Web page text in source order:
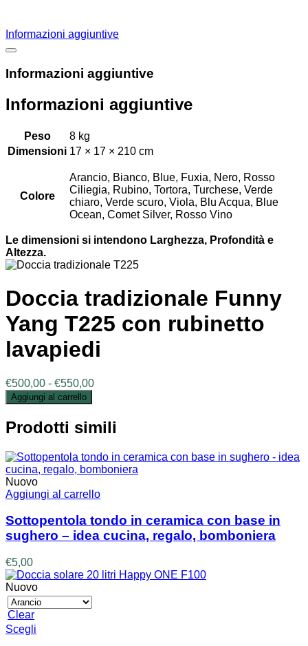
Informazioni aggiuntive
Informazioni aggiuntive
Informazioni aggiuntive
Peso
8 kg
Dimensioni 17 × 17 × 210 cm
Colore
Arancio, Bianco, Blue, Fuxia, Nero, Rosso
Ciliegia, Rubino, Tortora, Turchese, Verde
chiaro, Verde scuro, Viola, Blu Acqua, Blue
Ocean, Comet Silver, Rosso Vino
Le dimensioni si intendono Larghezza, Profondità e
Altezza.
Doccia tradizionale Funny
Yang T225 con rubinetto
lavapiedi
€500,00 - €550,00Fascia
da
€500,00
€550,00
Aggiungi al carrello
Prodotti simili
Nuovo
Aggiungi al carrello
Sottopentola tondo in ceramica con base in
sughero – idea cucina, regalo, bomboniera
€5,00
Nuovo
Clear
Scegli